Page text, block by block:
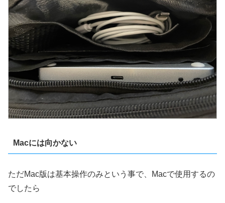
Macには向かない
ただMac版は基本操作のみという事で、Macで使用するの
でしたら